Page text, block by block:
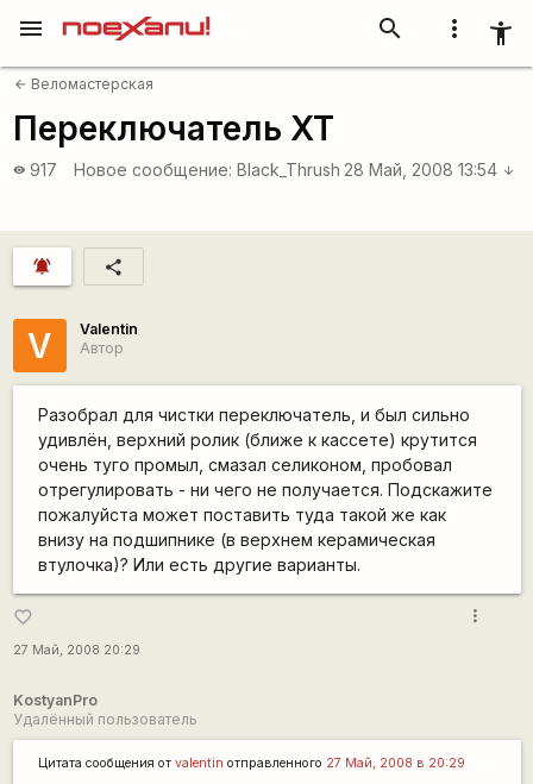
more_vert accessibility_new
search
menu
arrow_back Веломастерская
Переключатель XT
visibility 917 Новое сообщение: Black_Thrush 28 Май, 2008 13:54 arrow_downward
notifications_active share
V
Valentin
Автор
Разобрал для чистки переключатель, и был сильно
удивлён, верхний ролик (ближе к кассете) крутится
очень туго промыл, смазал селиконом, пробовал
отрегулировать - ни чего не получается. Подскажите
пожалуйста может поставить туда такой же как
внизу на подшипнике (в верхнем керамическая
втулочка)? Или есть другие варианты.
favorite_border
27 Май, 2008 20:29
more_vert
KostyanPro
Удалённый пользователь
Цитата сообщения от valentin отправленного 27 Май, 2008 в 20:29